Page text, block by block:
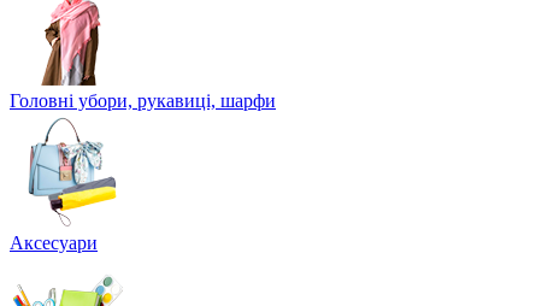
Головні убори, рукавиці, шарфи
Аксесуари